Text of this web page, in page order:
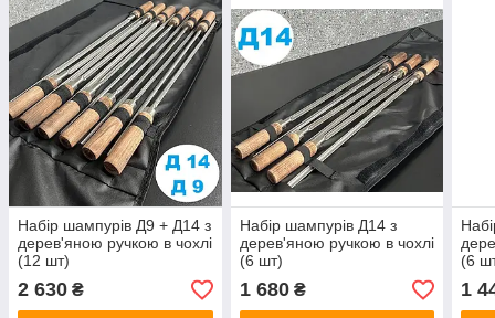
Набір шампурів Д9 + Д14 з
дерев'яною ручкою в чохлі
(12 шт)
2 630 ₴
Набір шампурів Д14 з
дерев'яною ручкою в чохлі
(6 шт)
1 680₴
(6
1